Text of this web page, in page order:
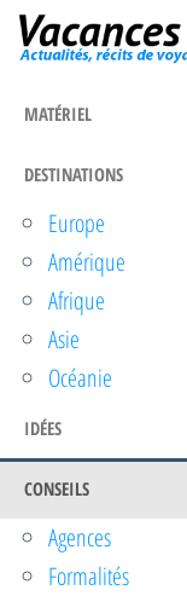
Passer
MATÉRIEL
DESTINATIONS
Europe
Amérique
Afrique
Asie
Océanie
IDÉES
CONSEILS
Agences
Formalités